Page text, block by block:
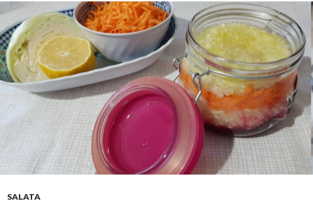
SALATA